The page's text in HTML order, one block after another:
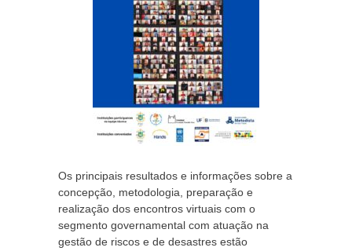
Os principais resultados e informações sobre a
concepção, metodologia, preparação e
realização dos encontros virtuais com o
segmento governamental com atuação na
gestão de riscos e de desastres estão